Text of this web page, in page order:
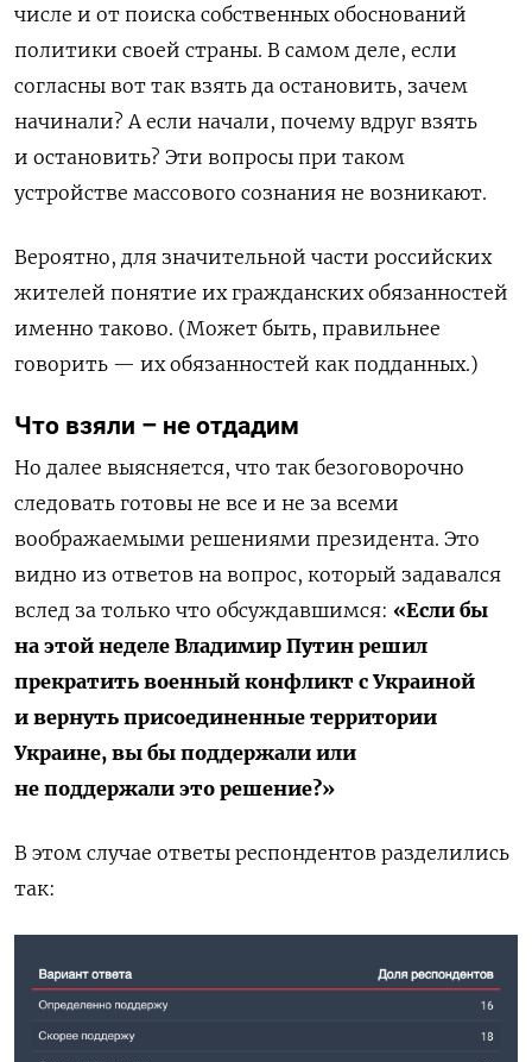
числе и от поиска собственных обоснований
политики своей страны. В самом деле, если
согласны вот так взять да остановить, зачем
начинали? А если начали, почему вдруг взять
и остановить? Эти вопросы при таком
устройстве массового сознания не возникают.
Вероятно, для значительной части российских
жителей понятие их гражданских обязанностей
именно таково. (Может быть, правильнее
говорить — их обязанностей как подданных.)
Что взяли – не отдадим
Но далее выясняется, что так безоговорочно
следовать готовы не все и не за всеми
воображаемыми решениями президента. Это
видно из ответов на вопрос, который задавался
вслед за только что обсуждавшимся: «Если бы
на этой неделе Владимир Путин решил
прекратить военный конфликт с Украиной
и вернуть присоединенные территории
Украине, вы бы поддержали или
не поддержали это решение?»
В этом случае ответы респондентов разделились
так: